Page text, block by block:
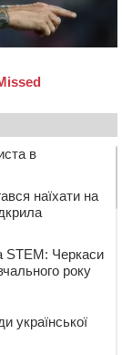
в
наїхати на
STEM: Черкаси
року
української